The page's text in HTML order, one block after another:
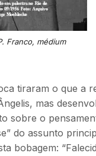
Franco, médium
tiraram o que a
mas
sobre o
do assunto
bobagem: